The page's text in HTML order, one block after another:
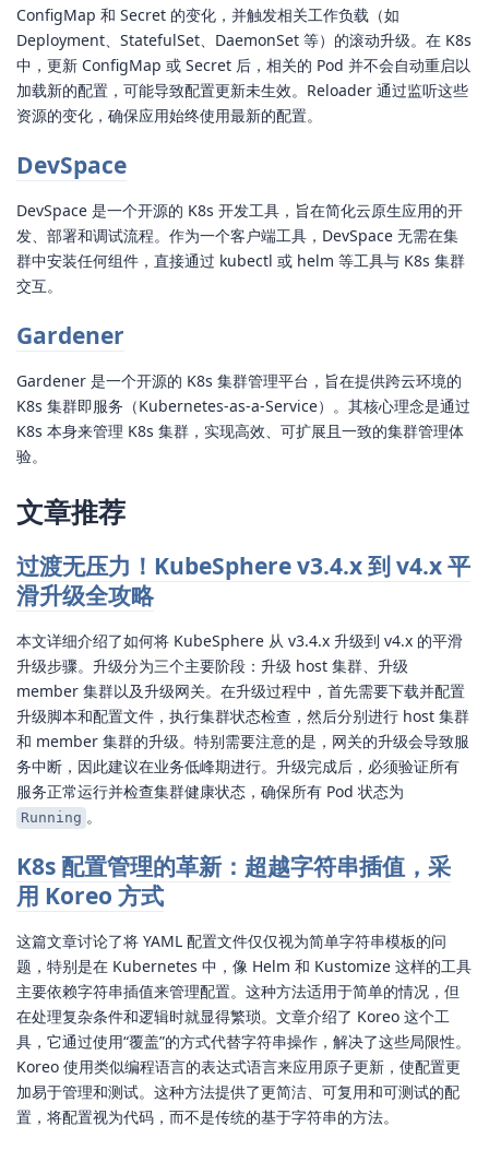
ConfigMap 和 Secret 的变化，并触发相关工作负载（如
Deployment、StatefulSet、DaemonSet 等）的滚动升级。在 K8s
中，更新 ConfigMap 或 Secret 后，相关的 Pod 并不会自动重启以
加载新的配置，可能导致配置更新未生效。Reloader 通过监听这些
资源的变化，确保应用始终使用最新的配置。
DevSpace
DevSpace 是一个开源的 K8s 开发工具，旨在简化云原生应用的开
发、部署和调试流程。作为一个客户端工具，DevSpace 无需在集
群中安装任何组件，直接通过 kubectl 或 helm 等工具与 K8s 集群
交互。
Gardener
Gardener 是一个开源的 K8s 集群管理平台，旨在提供跨云环境的
K8s 集群即服务（Kubernetes-as-a-Service）。其核心理念是通过
K8s 本身来管理 K8s 集群，实现高效、可扩展且一致的集群管理体
验。
文章推荐
过渡无压力！KubeSphere v3.4.x 到 v4.x 平
滑升级全攻略
本文详细介绍了如何将 KubeSphere 从 v3.4.x 升级到 v4.x 的平滑
升级步骤。升级分为三个主要阶段：升级 host 集群、升级
member 集群以及升级网关。在升级过程中，首先需要下载并配置
升级脚本和配置文件，执行集群状态检查，然后分别进行 host 集群
和 member 集群的升级。特别需要注意的是，网关的升级会导致服
务中断，因此建议在业务低峰期进行。升级完成后，必须验证所有
服务正常运行并检查集群健康状态，确保所有 Pod 状态为
Running 。
K8s 配置管理的革新：超越字符串插值，采
用 Koreo 方式
这篇文章讨论了将 YAML 配置文件仅仅视为简单字符串模板的问
题，特别是在 Kubernetes 中，像 Helm 和 Kustomize 这样的工具
主要依赖字符串插值来管理配置。这种方法适用于简单的情况，但
在处理复杂条件和逻辑时就显得繁琐。文章介绍了 Koreo 这个工
具，它通过使用“覆盖”的方式代替字符串操作，解决了这些局限性。
Koreo 使用类似编程语言的表达式语言来应用原子更新，使配置更
加易于管理和测试。这种方法提供了更简洁、可复用和可测试的配
置，将配置视为代码，而不是传统的基于字符串的方法。